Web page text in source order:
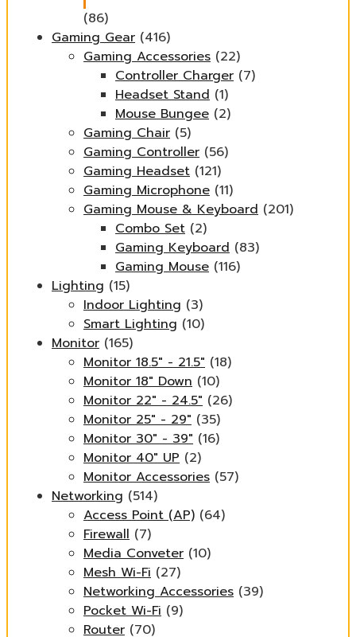
(86)
Gaming Gear (416)
Gaming Accessories (22)
Controller Charger (7)
Headset Stand (1)
Mouse Bungee (2)
Gaming Chair (5)
Gaming Controller (56)
Gaming Headset (121)
Gaming Microphone (11)
Gaming Mouse & Keyboard (201)
Combo Set (2)
Gaming Keyboard (83)
Gaming Mouse (116)
Lighting (15)
Indoor Lighting (3)
Smart Lighting (10)
Monitor (165)
Monitor 18.5" - 21.5" (18)
Monitor 18" Down (10)
Monitor 22" - 24.5" (26)
Monitor 25" - 29" (35)
Monitor 30" - 39" (16)
Monitor 40" UP (2)
Monitor Accessories (57)
Networking (514)
Access Point (AP) (64)
Firewall (7)
Media Conveter (10)
Mesh Wi-Fi (27)
Networking Accessories (39)
Pocket Wi-Fi (9)
Router (70)